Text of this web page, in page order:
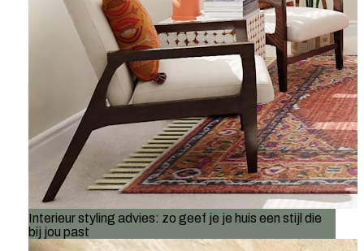
Interieur styling advies: zo geef je je huis een stijl die
bij jou past